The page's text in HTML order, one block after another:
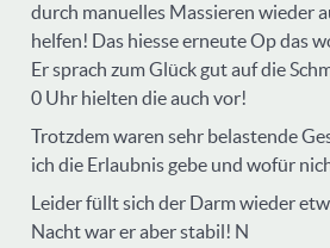
durch manuelles Massieren wieder
helfen! Das hiesse erneute Op das
Er sprach zum Glück gut auf die
0 Uhr hielten die auch vor!
Trotzdem waren sehr belastende
ich die Erlaubnis gebe und wofür
Leider füllt sich der Darm wieder
Nacht war er aber stabil! N